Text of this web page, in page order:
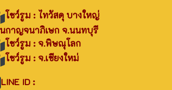
โชว์รูม : ไทวัสดุ บางใหญ่
กาญจนาภิเษก จ.นนทบุรี
โชว์รูม : จ.พิษณุโลก
โชว์รูม : จ.เชียงใหม่
LINE ID :